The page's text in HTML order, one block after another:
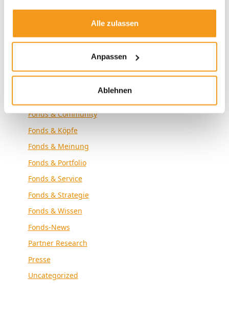
Alle zulassen
Anpassen
Ablehnen
Fonds & Community
Fonds & Köpfe
Fonds & Meinung
Fonds & Portfolio
Fonds & Service
Fonds & Strategie
Fonds & Wissen
Fonds-News
Partner Research
Presse
Uncategorized